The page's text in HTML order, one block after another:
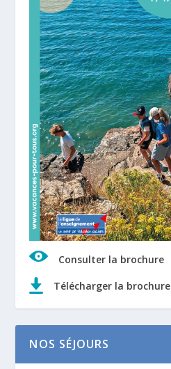
Consulter la brochure
Télécharger la brochure
NOS SÉJOURS